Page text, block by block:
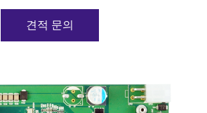
견적 문의